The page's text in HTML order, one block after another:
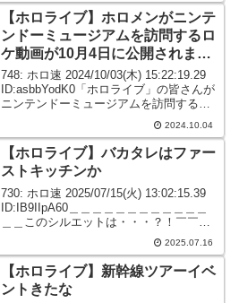
【ホロライブ】ホロメンがニンテ
ンドーミュージアムを訪問するロ
ケ動画が10月4日に公開されま
す！
748: ホロ速 2024/10/03(木) 15:22:19.29
ID:asbbYodK0「ホロライブ」の皆さんが
ニンテンドーミュージアムを訪問するロ
ケ動画が、10月4日に公開。 749: ホロ速
2024.10.04
【ホロライブ】バカタレはファー
ストキッチンか
730: ホロ速 2025/07/15(火) 13:02:15.39
ID:IB9IIpA60＿＿＿＿＿＿＿＿＿＿＿＿
＿＿このシルエットは・・・？！￣￣￣
pic.twitter.com/wVWCeDaAD7— Wen...
2025.07.16
【ホロライブ】新幹線ツアーイベ
ントきたな